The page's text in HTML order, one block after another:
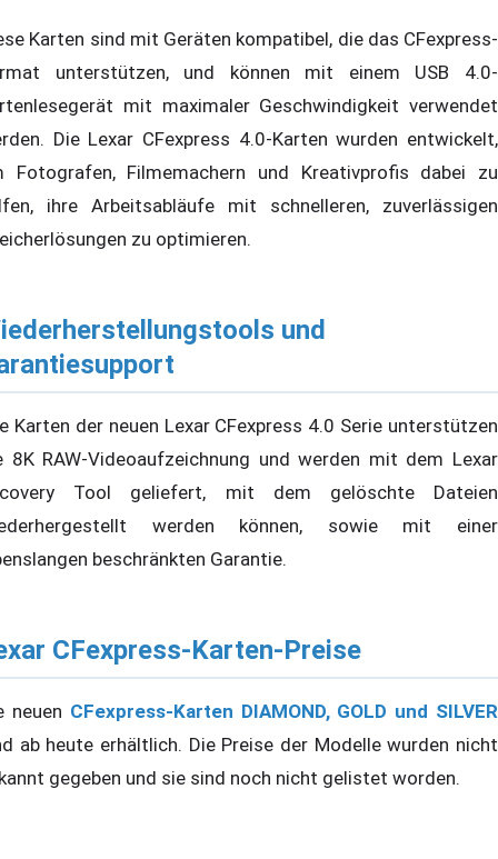
Karten sind mit Geräten kompatibel, die das CFexpress-
unterstützen, und können mit einem USB 4.0-
mit maximaler Geschwindigkeit verwendet
Die Lexar CFexpress 4.0-Karten wurden entwickelt,
Fotografen, Filmemachern und Kreativprofis dabei zu
ihre Arbeitsabläufe mit schnelleren, zuverlässigen
zu optimieren.
und
Karten der neuen Lexar CFexpress 4.0 Serie unterstützen
8K RAW-Videoaufzeichnung und werden mit dem Lexar
Tool geliefert, mit dem gelöschte Dateien
werden können, sowie mit einer
beschränkten Garantie.
CFexpress-Karten-Preise
neuen CFexpress-Karten DIAMOND, GOLD und SILVER
ab heute erhältlich. Die Preise der Modelle wurden nicht
gegeben und sie sind noch nicht gelistet worden.